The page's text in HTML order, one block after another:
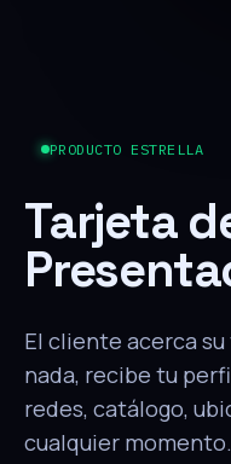
PRODUCTO ESTRELLA
Tarjeta
El cliente acerca
nada, recibe tu
redes, catálogo,
cualquier momento.